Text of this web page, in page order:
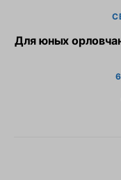
Для юных